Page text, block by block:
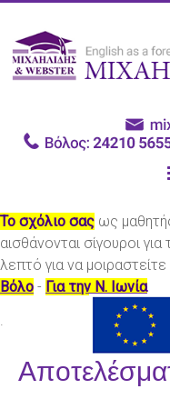
Το σχόλιο σας ως
αισθάνονται σίγουροι
λεπτό για να
Βόλο - Για την Ν. Ιωνία